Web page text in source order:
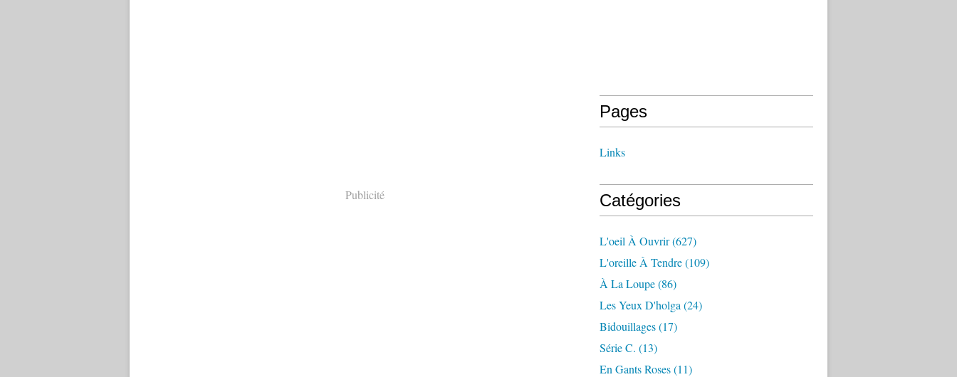
Publicité
Pages
Links
Catégories
L'oeil À Ouvrir(627)
L'oreille À Tendre(109)
À La Loupe(86)
Les Yeux D'holga (24)
Bidouillages(17)
Série C. (13)
En Gants Roses(11)